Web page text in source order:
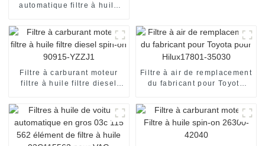
automatique filtre à huile
élément d'huile utilisation
pour FORD
Filtre à carburant moteur
filtre à huile filtre diesel
Filtre à air de remplacement
du fabricant pour Toyota